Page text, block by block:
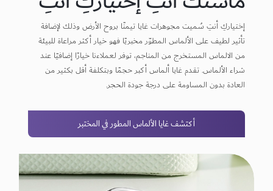
إختياركِ أنتِ سُميت مجوهرات غايا تيمنًا بروح الأرض وذلك لإضافة
تأثير لطيف على الألماس المطوّر مخبريًا فهو خيار أكثر مراعاة للبيئة
من الالماس المستخرج من المناجم، توفر لعملاءنا خيارًا إضافيًا عند
شراء الألماس. تقدم غايا ألماس أكبر حجمًا وبتكلفة أقل بكثير من
العادة بدون المساومة على درجة جودة الحجر.
أكتشف غايا الألماس المطور في المختبر